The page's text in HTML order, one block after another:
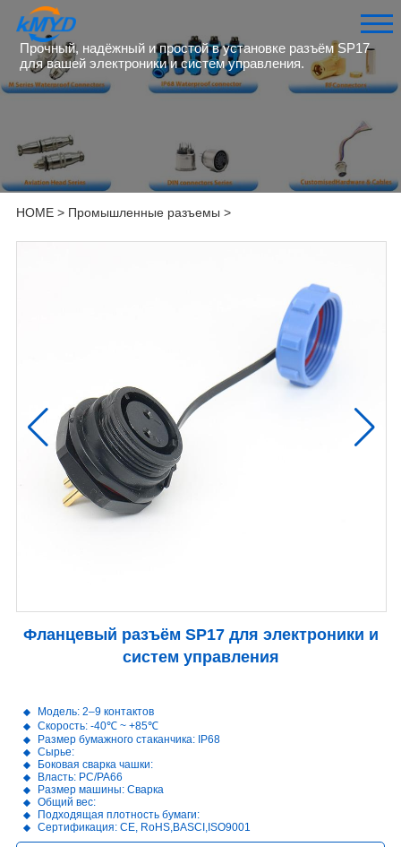
Прочный, надёжный и простой в установке разъём SP17
для вашей электроники и систем управления.
HOME> Промышленные разъемы >
Фланцевый разъём SP17 для электроники и
систем управления
Модель: 2–9 контактов
Скорость: -40℃ ~ +85℃
Размер бумажного стаканчика: IP68
Сырье:
Боковая сварка чашки:
Власть: PC/PA66
Размер машины: Сварка
Общий вес:
Подходящая плотность бумаги:
Сертификация: CE, RoHS,BASCI,ISO9001